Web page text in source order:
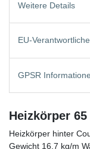
Weitere Details
EU-
GPSR
Heizkörper
Heizkörper hinter
Gewicht 16,7 kg/m